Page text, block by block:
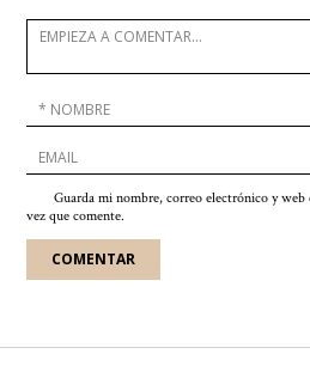
Guarda mi nombre, correo electrónico y web
vez que comente.